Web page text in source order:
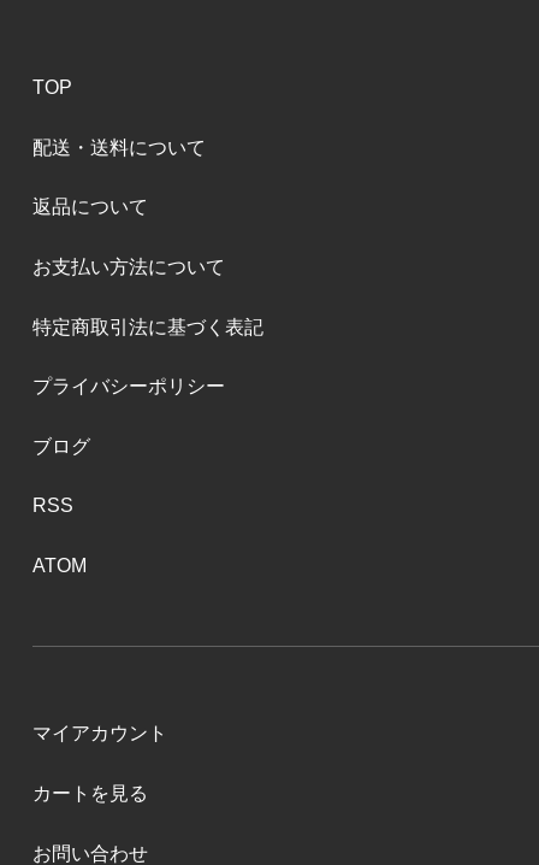
TOP
配送・送料について
返品について
お支払い方法について
特定商取引法に基づく表記
プライバシーポリシー
ブログ
RSS
ATOM
マイアカウント
カートを見る
お問い合わせ